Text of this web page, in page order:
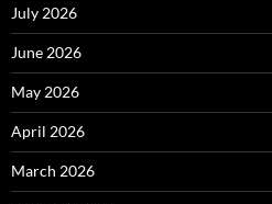
July 2026
June 2026
May 2026
April 2026
March 2026